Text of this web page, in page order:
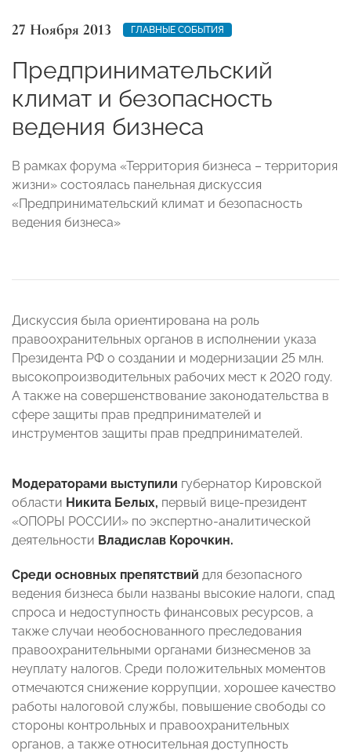
27 Ноября 2013 ГЛАВНЫЕ СОБЫТИЯ
Предпринимательский
климат и безопасность
ведения бизнеса
В рамках форума «Территория бизнеса – территория
жизни» состоялась панельная дискуссия
«Предпринимательский климат и безопасность
ведения бизнеса»
Дискуссия была ориентирована на роль
правоохранительных органов в исполнении указа
Президента РФ о создании и модернизации 25 млн.
высокопроизводительных рабочих мест к 2020 году.
А также на совершенствование законодательства в
сфере защиты прав предпринимателей и
инструментов защиты прав предпринимателей.
Модераторами выступили губернатор Кировской
области Никита Белых, первый вице-президент
«ОПОРЫ РОССИИ» по экспертно-аналитической
деятельности Владислав Корочкин.
Среди основных препятствий для безопасного
ведения бизнеса были названы высокие налоги, спад
спроса и недоступность финансовых ресурсов, а
также случаи необоснованного преследования
правоохранительными органами бизнесменов за
неуплату налогов. Среди положительных моментов
отмечаются снижение коррупции, хорошее качество
работы налоговой службы, повышение свободы со
стороны контрольных и правоохранительных
органов, а также относительная доступность